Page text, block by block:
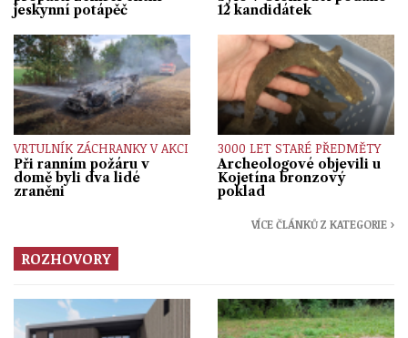
jeskynní potápěč
12 kandidátek
VRTULNÍK ZÁCHRANKY V AKCI
Při ranním požáru v
domě byli dva lidé
zraněni
3000 LET STARÉ PŘEDMĚTY
Archeologové objevili u
Kojetína bronzový
poklad
VÍCE ČLÁNKŮ Z KATEGORIE ›
ROZHOVORY